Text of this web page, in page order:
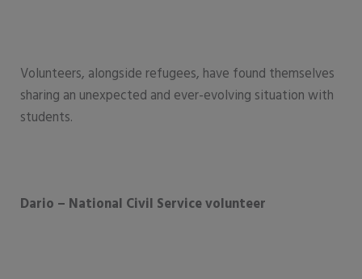
Volunteers, alongside refugees, have found themselves
sharing an unexpected and ever-evolving situation with
students.
Dario – National Civil Service volunteer